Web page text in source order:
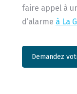
faire appel à
d’alarme à La
Demandez